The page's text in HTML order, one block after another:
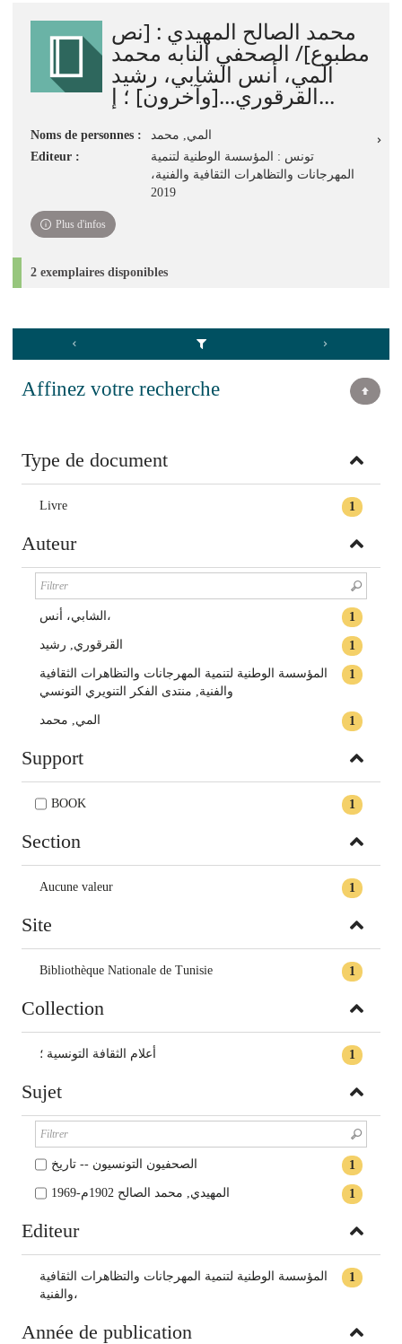
محمد الصالح المهيدي : [نص
مطبوع]/ الصحفي النابه محمد
المي، أنس الشابي، رشيد
القرقوري...[وآخرون] ؛ إ...
Noms de personnes :
المي‏, ‏محمد‏
Editeur :
تونس : المؤسسة الوطنية لتنمية
المهرجانات والتظاهرات الثقافية والفنية،
2019
Plus d'infos
2 exemplaires disponibles
Affinez votre recherche
Type de document
1
Livre
Auteur
1 الشابي، أنس،
1 القرقوري, رشيد
1
المؤسسة الوطنية لتنمية المهرجانات والتظاهرات الثقافية
والفنية‏‏‏‏‏, ‏منتدى الفكر التنويري التونسي‏‏
1 المي‏, ‏محمد‏
Support
1
BOOK
Section
1
Aucune valeur
Site
1
Bibliothèque Nationale de Tunisie
Collection
1 أعلام الثقافة التونسية ؛
Sujet
1 الصحفيون التونسيون -- تاريخ
1 المهيدي, محمد الصالح 1902م-1969
Editeur
1
المؤسسة الوطنية لتنمية المهرجانات والتظاهرات الثقافية
والفنية،
Année de publication